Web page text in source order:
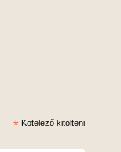
* Kötelező kitölteni